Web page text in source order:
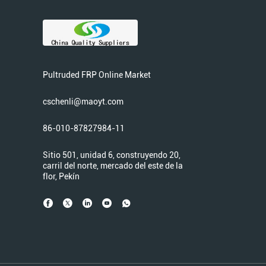
Pultruded FRP Online Market
cschenli@maoyt.com
86-010-87827984-11
Sitio 501, unidad 6, construyendo 20,
carril del norte, mercado del este de la
flor, Pekín